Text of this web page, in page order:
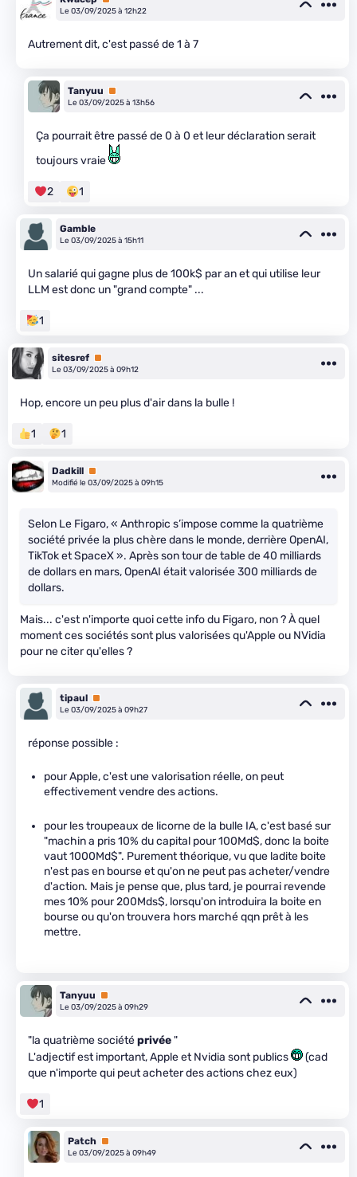
Le 03/09/2025 à 12h22
Autrement dit, c'est passé de 1 à 7
Tanyuu
Premium
Le 03/09/2025 à 13h56
Ça pourrait être passé de 0 à 0 et leur déclaration serait
toujours vraie
2 1
Gamble
Le 03/09/2025 à 15h11
Un salarié qui gagne plus de 100k$ par an et qui utilise leur
LLM est donc un "grand compte" ...
1
sitesref Premium
Le 03/09/2025 à 09h12
Hop, encore un peu plus d'air dans la bulle !
1 1
Dadkill Premium
Modifié le 03/09/2025 à 09h15
Selon Le Figaro, « Anthropic s’impose comme la quatrième
société privée la plus chère dans le monde, derrière OpenAI,
TikTok et SpaceX ». Après son tour de table de 40 milliards
de dollars en mars, OpenAI était valorisée 300 milliards de
dollars.
Mais... c'est n'importe quoi cette info du Figaro, non ? À quel
moment ces sociétés sont plus valorisées qu'Apple ou NVidia
pour ne citer qu'elles ?
tipaul Premium
Le 03/09/2025 à 09h27
réponse possible :
pour Apple, c'est une valorisation réelle, on peut
effectivement vendre des actions.
pour les troupeaux de licorne de la bulle IA, c'est basé sur
"machin a pris 10% du capital pour 100Md$, donc la boite
vaut 1000Md$". Purement théorique, vu que ladite boite
n'est pas en bourse et qu'on ne peut pas acheter/vendre
d'action. Mais je pense que, plus tard, je pourrai revende
mes 10% pour 200Mds$, lorsqu'on introduira la boite en
bourse ou qu'on trouvera hors marché qqn prêt à les
mettre.
Tanyuu
Premium
Le 03/09/2025 à 09h29
"la quatrième sociétéprivée"
L'adjectif est important, Apple et Nvidia sont publics
(cad
que n'importe qui peut acheter des actions chez eux)
1
Patch Premium
Le 03/09/2025 à 09h49